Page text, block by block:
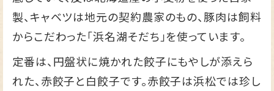
製、キャベツは地元の契約農家のもの、豚肉は飼料
からこだわった「浜名湖そだち」を使っています。
定番は、円盤状に焼かれた餃子にもやしが添えら
れた、赤餃子と白餃子です。赤餃子は浜松では珍し